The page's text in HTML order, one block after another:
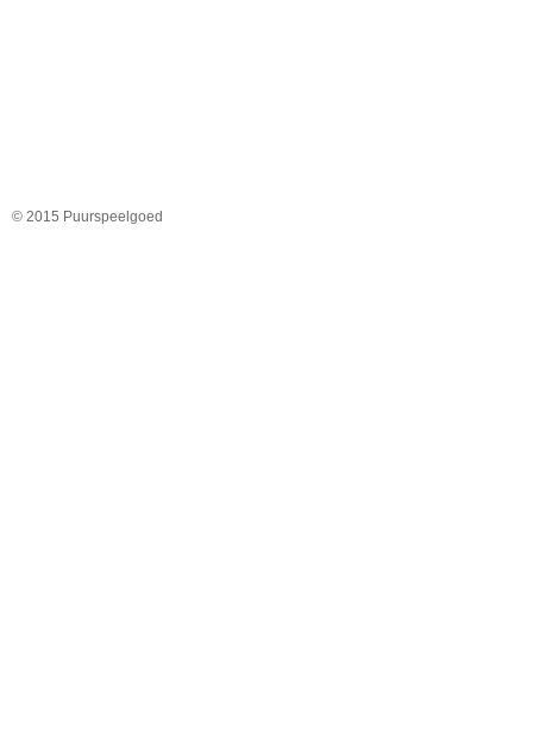
© 2015 Puurspeelgoed